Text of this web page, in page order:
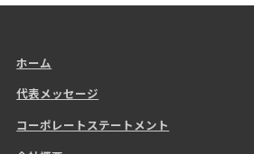
ホーム
代表メッセージ
コーポレートステートメント